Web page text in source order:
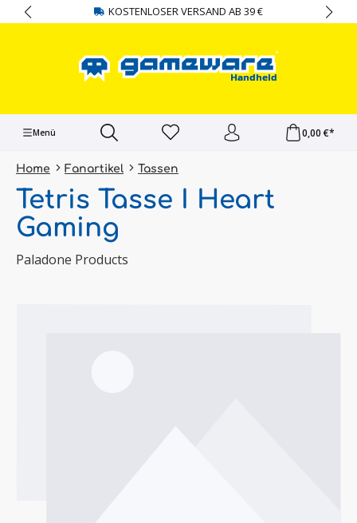
springen KOSTENLOSER VERSAND AB 39 €
Menü 0,00 €*
Home Fanartikel Tassen
Tetris Tasse I Heart
Gaming
Paladone Products